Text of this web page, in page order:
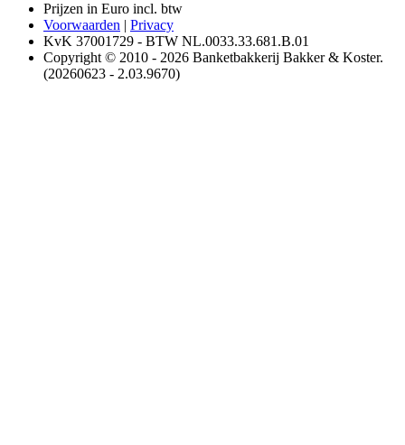
Prijzen in Euro incl. btw
Voorwaarden | Privacy
KvK 37001729 - BTW NL.0033.33.681.B.01
Copyright © 2010 - 2026 Banketbakkerij Bakker & Koster.
(20260623 - 2.03.9670)